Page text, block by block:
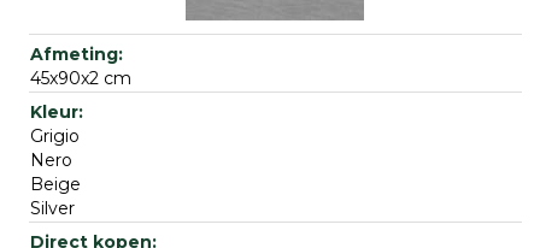
45x90x2 cm
Grigio
Nero
Beige
Silver